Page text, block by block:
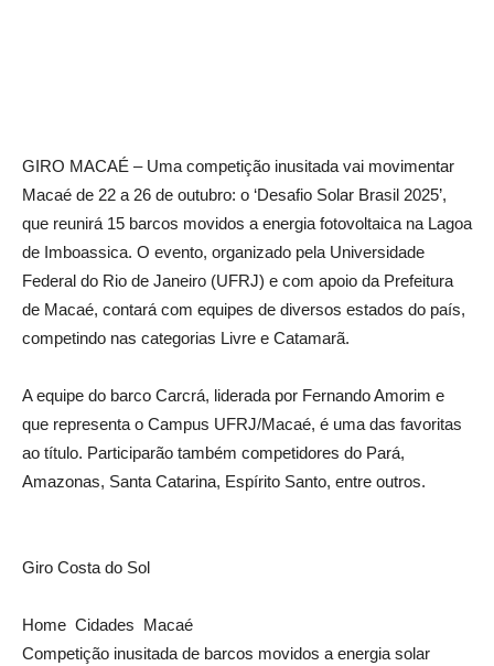
GIRO MACAÉ – Uma competição inusitada vai movimentar
Macaé de 22 a 26 de outubro: o ‘Desafio Solar Brasil 2025’,
que reunirá 15 barcos movidos a energia fotovoltaica na Lagoa
de Imboassica. O evento, organizado pela Universidade
Federal do Rio de Janeiro (UFRJ) e com apoio da Prefeitura
de Macaé, contará com equipes de diversos estados do país,
competindo nas categorias Livre e Catamarã.
A equipe do barco Carcrá, liderada por Fernando Amorim e
que representa o Campus UFRJ/Macaé, é uma das favoritas
ao título. Participarão também competidores do Pará,
Amazonas, Santa Catarina, Espírito Santo, entre outros.
Giro Costa do Sol
Home Cidades Macaé
Competição inusitada de barcos movidos a energia solar